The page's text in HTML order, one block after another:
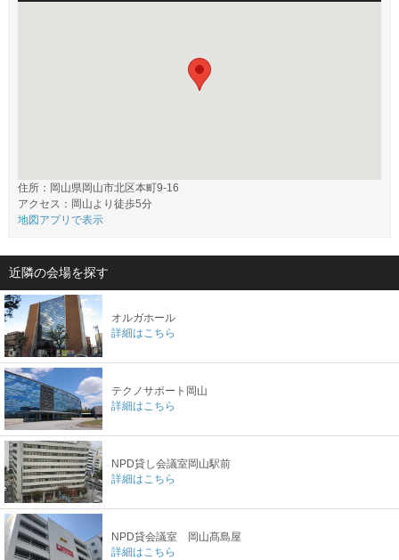
住所：岡山県岡山市北区本町9-16
アクセス：岡山より徒歩5分
地図アプリで表示
近隣の会場を探す
オルガホール
詳細はこちら
テクノサポート岡山
詳細はこちら
NPD貸し会議室岡山駅前
詳細はこちら
NPD貸会議室 岡山髙島屋
詳細はこちら